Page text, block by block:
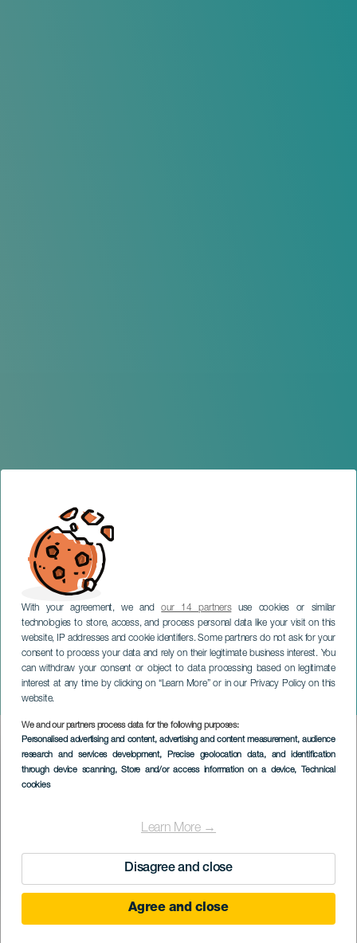
With your agreement, we andour 14 partnersuse cookies or similar
technologies to store, access, and process personal data like your visit on this
website, IP addresses and cookie identifiers. Some partners do not ask for your
consent to process your data and rely on their legitimate business interest. You
can withdraw your consent or object to data processing based on legitimate
interest at any time by clicking on “Learn More” or in our Privacy Policy on this
website.
We and our partners process data for the following purposes:
Personalised advertising and content, advertising and content measurement, audience
research and services development, Precise geolocation data, and identification
through device scanning, Store and/or access information on a device, Technical
cookies
Learn More →
Disagree and close
Agree and close
Concierto: Per La Notte di
Natale
GRAN CANARIA
Imagen
Listado